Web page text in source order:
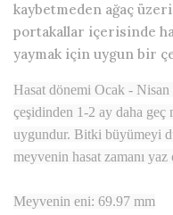
kaybetmeden ağaç
portakallar içerisinde
yaymak için uygun bir
Hasat dönemi Ocak - Nisan
çeşidinden 1-2 ay daha geç
uygundur. Bitki büyümeyi
meyvenin hasat zamanı yaz
Meyvenin eni: 69.97 mm